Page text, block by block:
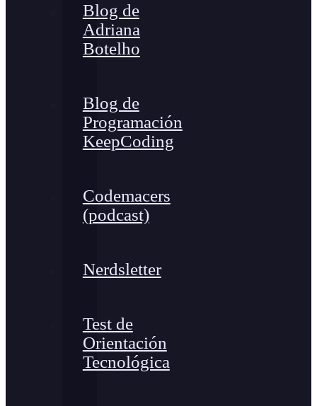
Blog de
Adriana
Botelho
Blog de
Programación
KeepCoding
Codemacers
(podcast)
Nerdsletter
Test de
Orientación
Tecnológica